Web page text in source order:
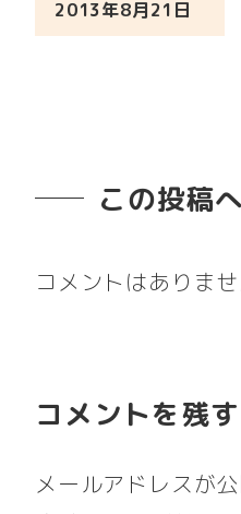
投稿日
2013年8月21日
この投稿
コメントはありませ
コメントを残す
メールアドレスが